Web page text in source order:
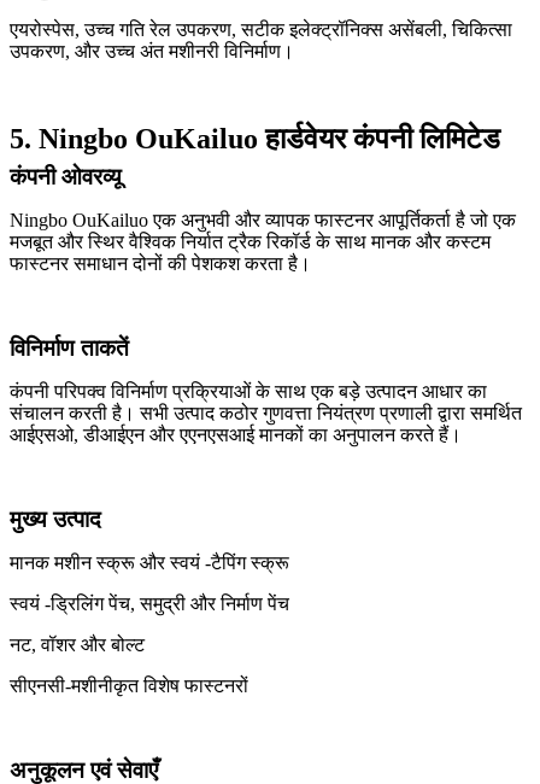
एयरोस्पेस, उच्च गति रेल उपकरण, सटीक इलेक्ट्रॉनिक्स असेंबली, चिकित्सा
उपकरण, और उच्च अंत मशीनरी विनिर्माण।
5. Ningbo OuKailuo हार्डवेयर कंपनी लिमिटेड
कंपनी ओवरव्यू
Ningbo OuKailuo एक अनुभवी और व्यापक फास्टनर आपूर्तिकर्ता है जो एक
मजबूत और स्थिर वैश्विक निर्यात ट्रैक रिकॉर्ड के साथ मानक और कस्टम
फास्टनर समाधान दोनों की पेशकश करता है।
विनिर्माण ताकतें
कंपनी परिपक्व विनिर्माण प्रक्रियाओं के साथ एक बड़े उत्पादन आधार का
संचालन करती है। सभी उत्पाद कठोर गुणवत्ता नियंत्रण प्रणाली द्वारा समर्थित
आईएसओ, डीआईएन और एएनएसआई मानकों का अनुपालन करते हैं।
मुख्य उत्पाद
मानक मशीन स्क्रू और स्वयं -टैपिंग स्क्रू
स्वयं -ड्रिलिंग पेंच, समुद्री और निर्माण पेंच
नट, वॉशर और बोल्ट
सीएनसी-मशीनीकृत विशेष फास्टनरों
अनुकूलन एवं सेवाएँ